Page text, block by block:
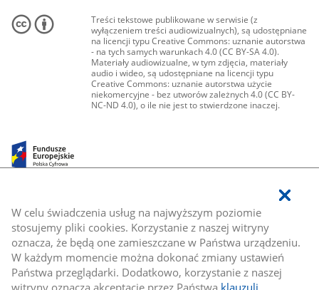
W celu świadczenia usług na najwyższym poziomie
stosujemy pliki cookies. Korzystanie z naszej witryny
oznacza, że będą one zamieszczane w Państwa urządzeniu.
W każdym momencie można dokonać zmiany ustawień
Państwa przeglądarki. Dodatkowo, korzystanie z naszej
witryny oznacza akceptację przez Państwa klauzuli
Treści tekstowe publikowane w serwisie (z
wyłączeniem treści audiowizualnych), są udostępniane
na licencji typu Creative Commons: uznanie autorstwa
- na tych samych warunkach 4.0 (CC BY-SA 4.0).
Materiały audiowizualne, w tym zdjęcia, materiały
audio i wideo, są udostępniane na licencji typu
Creative Commons: uznanie autorstwa użycie
niekomercyjne - bez utworów zależnych 4.0 (CC BY-
NC-ND 4.0), o ile nie jest to stwierdzone inaczej.